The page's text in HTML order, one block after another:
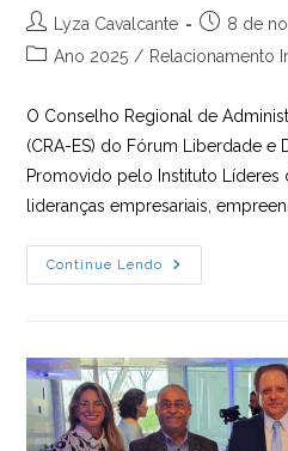
Autor
do
Lyza Cavalcante
Post
publicado:
8 de
Categoria
Ano 2025 / Relacionamento
O Conselho Regional de
(CRA-ES) do Fórum Liberdade e
Promovido pelo Instituto Líderes
lideranças empresariais,
Continue Lendo
CRA-
ES
Liberdade
E
Democracia
2025